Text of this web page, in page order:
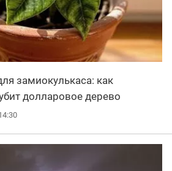
замиокулькаса: как
долларовое дерево